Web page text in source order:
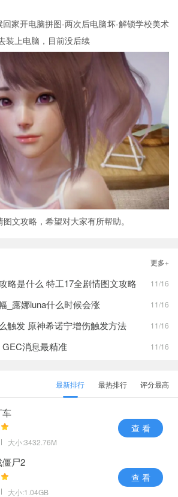
家开电脑拼图-两次后电脑坏-解锁学校美术
装上电脑，目前没后续
文攻略，希望对大家有所帮助。
更多+
略是什么 特工17全剧情图文攻略 11/16
_露娜luna什么时候会涨 11/16
触发 原神希诺宁增伤触发方法 11/16
消息最精准 11/16
最新排行 最热排行 评分最高
车
大小:3432.76M
查 看
尸2
大小:1.04GB
查 看